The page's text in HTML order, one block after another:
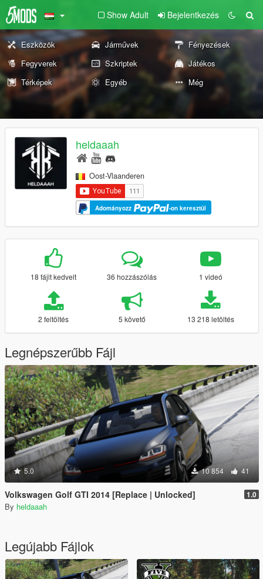
Show Adult Bejelentkezés
Eszközök Járművek
Fényezések
Fegyverek
Szkriptek
Játékos
Térképek
Egyéb Még
heldaaah
Oost-Vlaanderen
Adományozz -on keresztül
18 fájlt kedvelt 36 hozzászólás 1 videó
2 feltöltés 5 követő 13 218 letöltés
Legnépszerűbb Fájl
5.0 10 854 41
Volkswagen Golf GTI 2014 [Replace | Unlocked] 1.0
By heldaaah
Legújabb Fájlok